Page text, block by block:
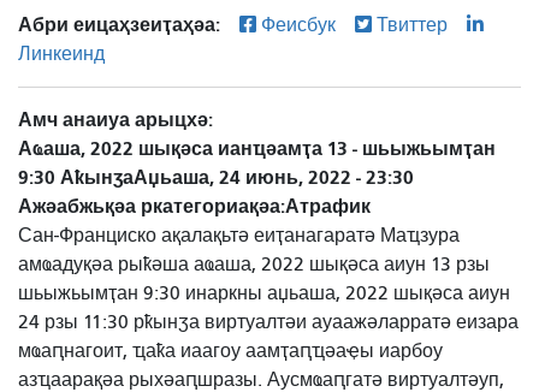
Абри еицаҳзеиҭаҳәа: Феисбук
Твиттер
Линкеинд
Амч анаиуа арыцхә
Аҩаша, 2022 шықәса ианҵәамҭа 13 - шьыжьымҭан
9:30 АҟынӡаАџьаша, 24 июнь, 2022 - 23:30
Ажәабжьқәа ркатегориақәа Атрафик
Сан-Франциско ақалақьтә еиҭанагаратә Маҵзура
амҩадуқәа рыҟәша аҩаша, 2022 шықәса аиун 13 рзы
шьыжьымҭан 9:30 инаркны аџьаша, 2022 шықәса аиун
24 рзы 11:30 рҟынӡа виртуалтәи ауаажәларратә еизара
мҩаԥнагоит, ҵаҟа иаагоу аамҭаԥҵәаҿы иарбоу
азҵаарақәа рыхәаԥшразы. Аусмҩаԥгатә виртуалтәуп,